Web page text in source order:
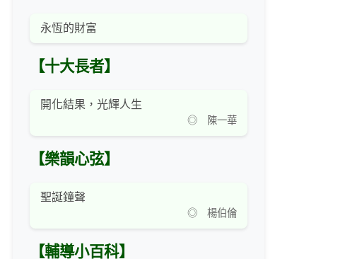
永恆的財富
【十大長者】
開化結果，光輝人生
◎ 陳一華
【樂韻心弦】
聖誕鐘聲
◎ 楊伯倫
【輔導小百科】